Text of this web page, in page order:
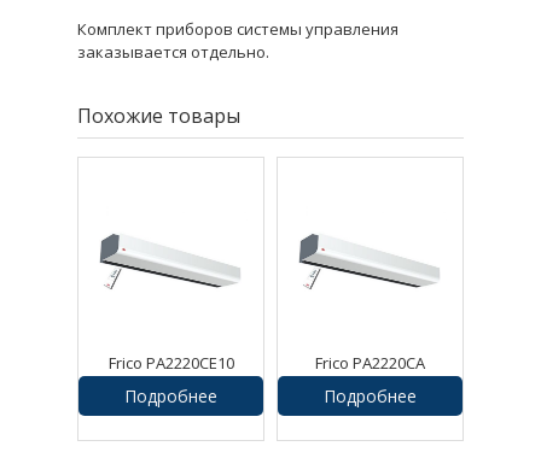
Комплект приборов системы управления
заказывается отдельно.
Похожие товары
Frico PA2220CE10
Воздушная завеса
Подробнее
Frico PA2220CA
Воздушная завеса
Подробнее